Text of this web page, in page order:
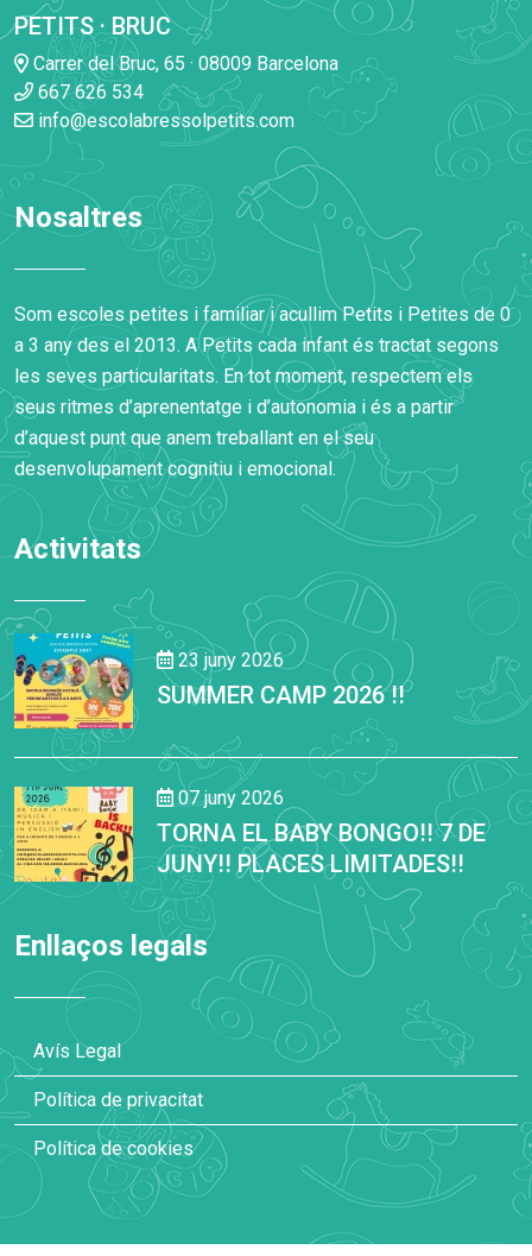
PETITS · BRUC
Carrer del Bruc, 65 · 08009 Barcelona
667 626 534
info@escolabressolpetits.com
Nosaltres
Som escoles petites i familiar i acullim Petits i Petites de 0
a 3 any des el 2013. A Petits cada infant és tractat segons
les seves particularitats. En tot moment, respectem els
seus ritmes d’aprenentatge i d’autonomia i és a partir
d’aquest punt que anem treballant en el seu
desenvolupament cognitiu i emocional.
Activitats
23 juny 2026
SUMMER CAMP 2026 !!
07 juny 2026
TORNA EL BABY BONGO!! 7 DE
JUNY!! PLACES LIMITADES!!
Enllaços legals
Avís Legal
Política de privacitat
Política de cookies